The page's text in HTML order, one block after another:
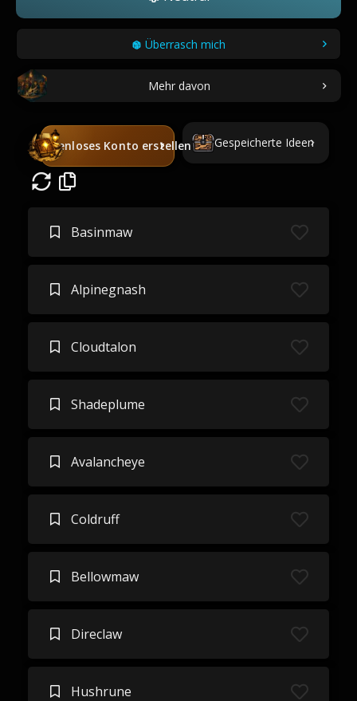
Überrasch mich
Mehr davon
Kostenloses Konto erstellen Gespeicherte Ideen
Basinmaw
Alpinegnash
Cloudtalon
Shadeplume
Avalancheye
Coldruff
Bellowmaw
Direclaw
Hushrune